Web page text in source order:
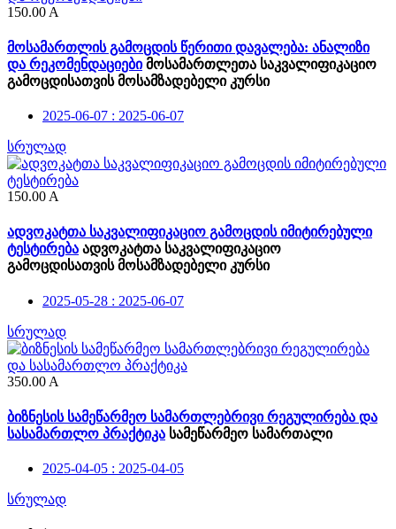
150.00 A
მოსამართლის გამოცდის წერითი დავალება: ანალიზი
და რეკომენდაციები მოსამართლეთა საკვალიფიკაციო
გამოცდისათვის მოსამზადებელი კურსი
2025-06-07 : 2025-06-07
სრულად
150.00 A
ადვოკატთა საკვალიფიკაციო გამოცდის იმიტირებული
ტესტირება ადვოკატთა საკვალიფიკაციო
გამოცდისათვის მოსამზადებელი კურსი
2025-05-28 : 2025-06-07
სრულად
350.00 A
ბიზნესის სამეწარმეო სამართლებრივი რეგულირება და
სასამართლო პრაქტიკა სამეწარმეო სამართალი
2025-04-05 : 2025-04-05
სრულად